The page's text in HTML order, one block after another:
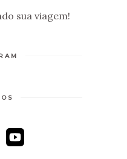
sua viagem!